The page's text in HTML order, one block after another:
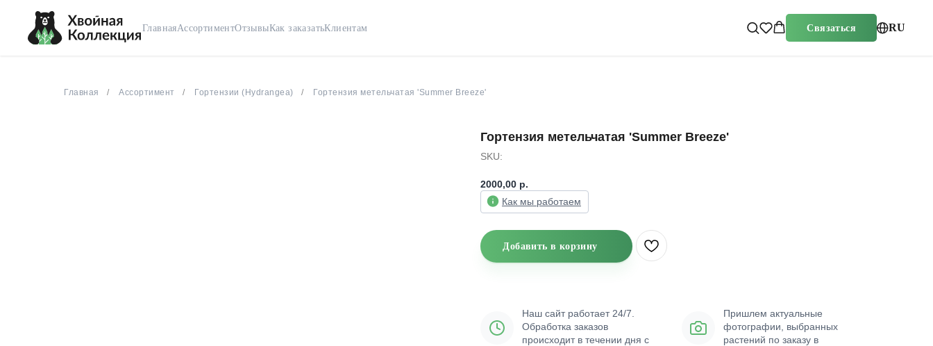
ГлавнаяАссортиментОтзывыКак заказатьКлиентам Связаться RU
Главная Ассортимент Гортензии (Hydrangea) Гортензия метельчатая 'Summer Breeze'
Гортензия метельчатая 'Summer Breeze'
SKU:
2000,00 р.
Как мы работаем
Добавить в корзину
Наш сайт работает 24/7.
Обработка заказов
происходит в течении дня с
Пришлем актуальные
фотографии, выбранных
растений по заказу в